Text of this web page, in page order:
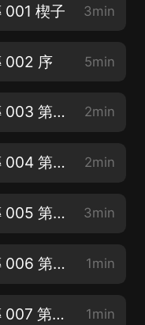
001 楔子 3min
002 序 5min
盛唐，狂人也寂寞：李白傳 003 第一章 （1）李白出生 2min
盛唐，狂人也寂寞：李白傳 004 第一章 （2）幼年李白 2min
盛唐，狂人也寂寞：李白傳 005 第一章 （3）申義 3min
盛唐，狂人也寂寞：李白傳 006 第一章 （4）心里的秘密 1min
盛唐，狂人也寂寞：李白傳 007 第一章 （5）月下讀書 1min